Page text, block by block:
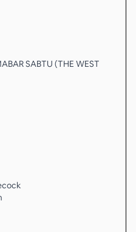
SABTU (THE WEST